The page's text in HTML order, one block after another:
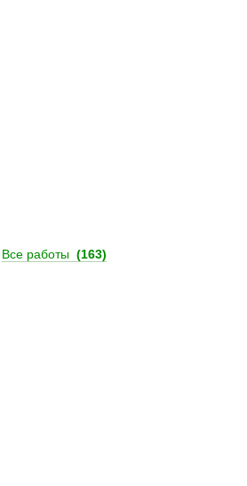
Все работы (163)